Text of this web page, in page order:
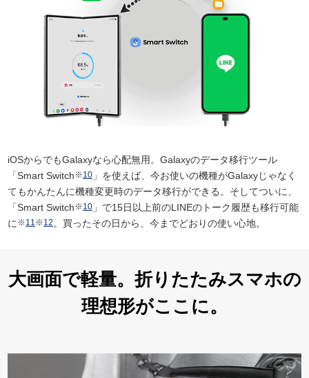
iOSからでもGalaxyなら心配無用。Galaxyのデータ移行ツール
「Smart Switch※10 」を使えば、今お使いの機種がGalaxyじゃなく
てもかんたんに機種変更時のデータ移行ができる。そしてついに、
「Smart Switch※10 」で15日以上前のLINEのトーク履歴も移行可能
に※11※12。買ったその日から、今までどおりの使い心地。
大画面で軽量。 折りたたみスマホの
理想形がここに。